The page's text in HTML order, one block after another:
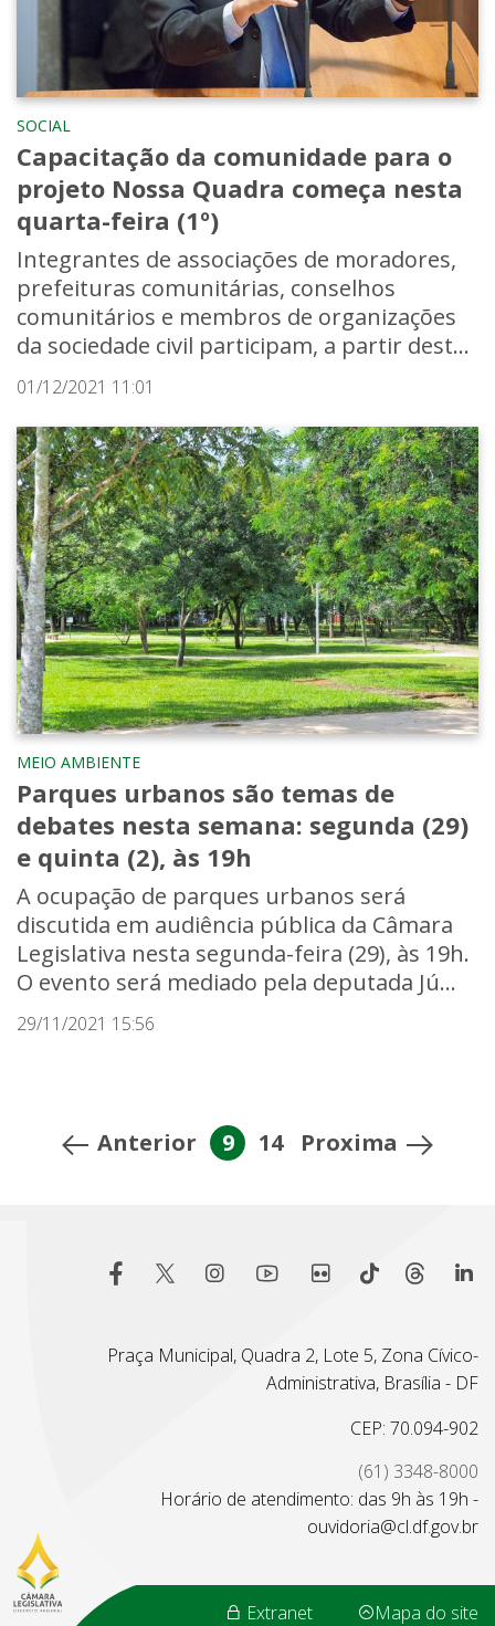
SOCIAL
Capacitação da comunidade para o
projeto Nossa Quadra começa nesta
quarta-feira (1º)
Integrantes de associações de moradores,
prefeituras comunitárias, conselhos
comunitários e membros de organizações
da sociedade civil participam, a partir dest...
01/12/2021 11:01
MEIO AMBIENTE
Parques urbanos são temas de
debates nesta semana: segunda (29)
e quinta (2), às 19h
A ocupação de parques urbanos será
discutida em audiência pública da Câmara
Legislativa nesta segunda-feira (29), às 19h.
O evento será mediado pela deputada Jú...
29/11/2021 15:56
Anterior 9 14 Proxima
Praça Municipal, Quadra 2, Lote 5, Zona Cívico-
Administrativa, Brasília - DF
CEP: 70.094-902
(61) 3348-8000
Horário de atendimento: das 9h às 19h -
ouvidoria@cl.df.gov.br
Extranet Mapa do site